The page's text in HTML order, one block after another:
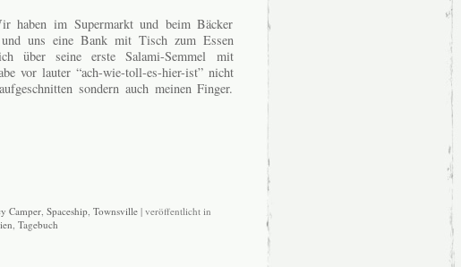
haben im Supermarkt und beim Bäcker
uns eine Bank mit Tisch zum Essen
über seine erste Salami-Semmel mit
vor lauter “ach-wie-toll-es-hier-ist” nicht
sondern auch meinen Finger.
Camper, Spaceship, Townsville | veröffentlicht in
, Tagebuch